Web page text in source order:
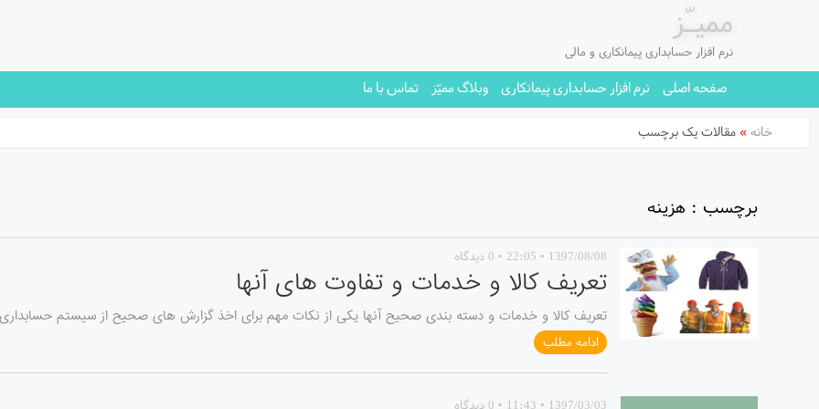
ممیـّز
نرم افزار حسابداری پیمانکاری و مالی
صفحه اصلی نرم افزار حسابداری پیمانکاری وبلاگ ممیّز تماس با ما
خانه » مقالات یک برچسب
برچسب : هزینه
1397/08/08 • 22:05 • 0 دیدگاه
تعریف کالا و خدمات و تفاوت های آنها
تعریف کالا و خدمات و دسته بندی صحیح آنها یکی از نکات مهم برای اخذ گزارش های صحیح از سیستم
ادامه مطلب
1397/03/03 • 11:43 • 0 دیدگاه